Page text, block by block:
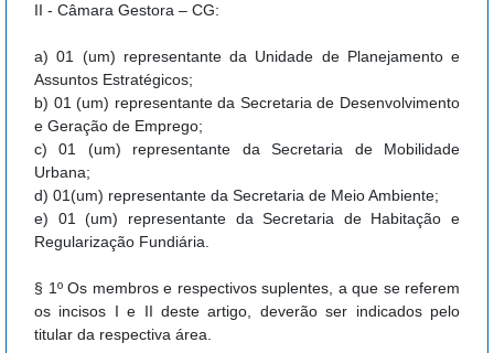
II - Câmara Gestora – CG:
a) 01 (um) representante da Unidade de Planejamento e
Assuntos Estratégicos;
b) 01 (um) representante da Secretaria de Desenvolvimento
e Geração de Emprego;
c) 01 (um) representante da Secretaria de Mobilidade
Urbana;
d) 01(um) representante da Secretaria de Meio Ambiente;
e) 01 (um) representante da Secretaria de Habitação e
Regularização Fundiária.
§ 1º Os membros e respectivos suplentes, a que se referem
os incisos I e II deste artigo, deverão ser indicados pelo
titular da respectiva área.